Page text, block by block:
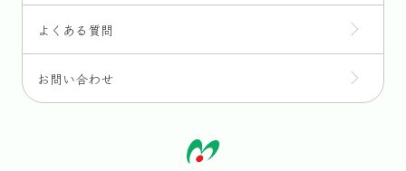
よくある質問
お問い合わせ